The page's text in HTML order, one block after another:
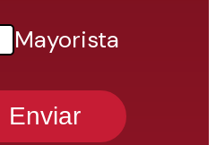
Mayorista
Enviar